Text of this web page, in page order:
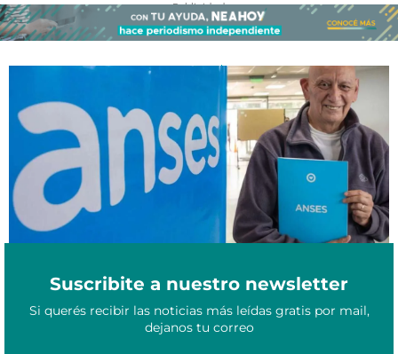
- Publicidad -
Anses confirmó el pago del bono de $70.000 para jubilados y
Suscribite a nuestro newsletter
Si querés recibir las noticias más leídas gratis por mail,
dejanos tu correo